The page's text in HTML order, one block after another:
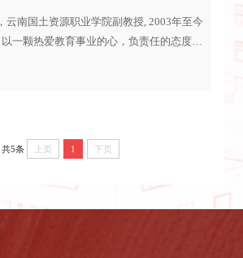
云南国土资源职业学院副教授, 2003年至今
一颗热爱教育事业的心，负责任的态度投
业学院；2009年，获中国地质大学（北京）
共5条 上页 1 下页